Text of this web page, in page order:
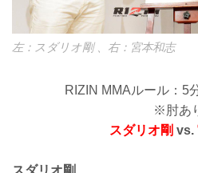
左：スダリオ剛 、右：宮本和志
RIZIN MMAルール：5
※肘あ
スダリオ剛 vs.